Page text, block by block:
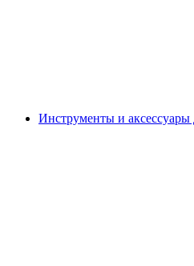
Инструменты и аксессуары